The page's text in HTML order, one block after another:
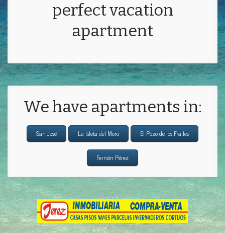
perfect vacation
apartment
We have apartments in:
San José La Isleta del Moro El Pozo de los Frailes
Fernán Pérez